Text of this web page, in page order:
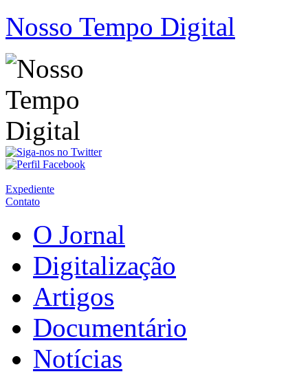
Nosso Tempo Digital
Expediente
Contato
O Jornal
Digitalização
Artigos
Documentário
Notícias